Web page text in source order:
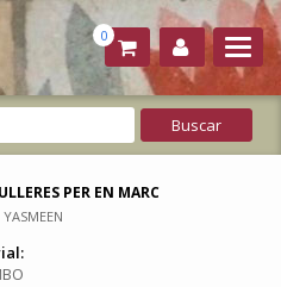
0
PER EN MARC